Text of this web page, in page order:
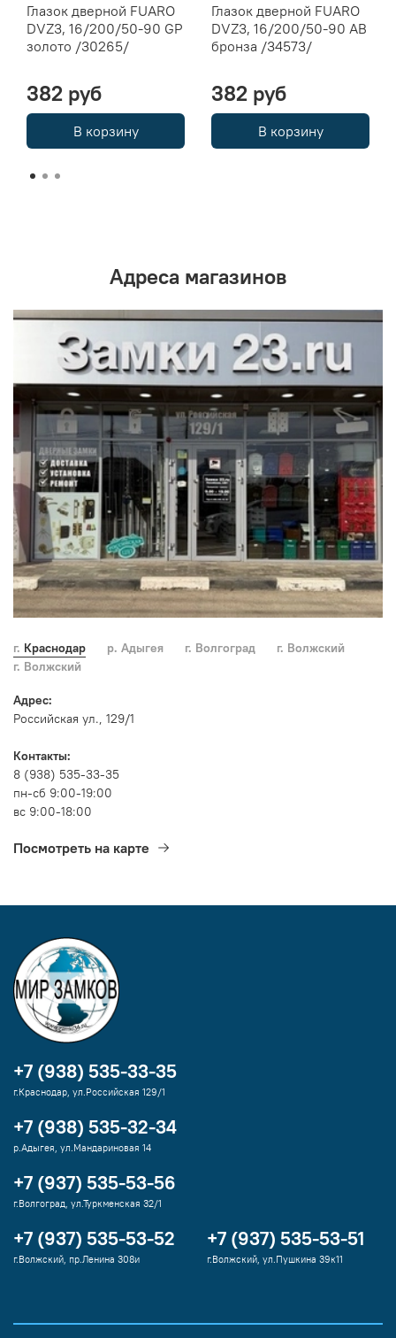
Глазок дверной FUARO
DVZ3, 16/200/50-90 GP
золото /30265/
382 руб
В корзину
Глазок дверной FUARO
DVZ3, 16/200/50-90 AB
бронза /34573/
382 руб
В корзину
Адреса магазинов
г. Краснодар р. Адыгея г. Волгоград
г. Волжский
г. Волжский
Адрес:
Российская ул., 129/1
Контакты:
8 (938) 535-33-35
пн-сб 9:00-19:00
вс 9:00-18:00
Посмотреть на карте
+7 (938) 535-33-35
г.Краснодар, ул.Российская 129/1
+7 (938) 535-32-34
р.Адыгея, ул.Мандариновая 14
+7 (937) 535-53-56
г.Волгоград, ул.Туркменская 32/1
+7 (937) 535-53-52
г.Волжский, пр.Ленина 308и
+7 (937) 535-53-51
г.Волжский, ул.Пушкина 39к11